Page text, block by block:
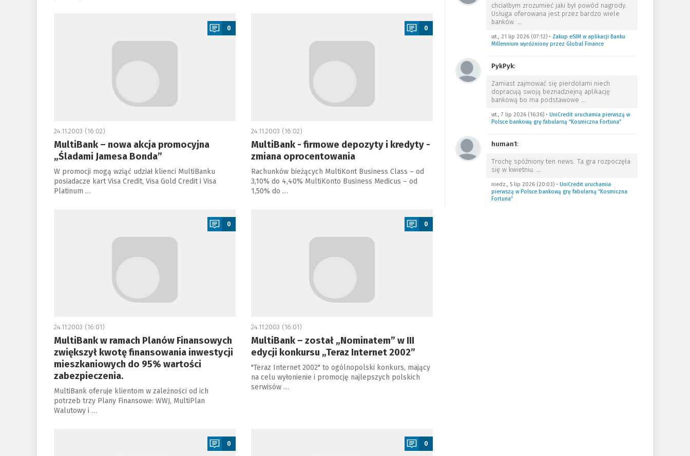
0
24.11.2003 (16:02)
MultiBank – nowa akcja promocyjna
„Śladami Jamesa Bonda”
W promocji mogą wziąć udział klienci MultiBanku
posiadacze kart Visa Credit, Visa Gold Credit i Visa
Platinum …
0
24.11.2003 (16:02)
MultiBank - firmowe depozyty i kredyty -
zmiana oprocentowania
Rachunków bieżących MultiKont Business Class – od
3,10% do 4,40% MultiKonto Business Medicus – od
1,50% do …
0
24.11.2003 (16:01)
MultiBank w ramach Planów Finansowych
zwiększył kwotę finansowania inwestycji
mieszkaniowych do 95% wartości
zabezpieczenia.
MultiBank oferuje klientom w zależności od ich
potrzeb trzy Plany Finansowe: WWJ, MultiPlan
Walutowy i …
0
24.11.2003 (16:01)
MultiBank – został „Nominatem” w III
edycji konkursu „Teraz Internet 2002”
"Teraz Internet 2002" to ogólnopolski konkurs, mający
na celu wyłonienie i promocję najlepszych polskich
serwisów …
0 0
chciałbym zrozumieć jaki był powód nagrody.
Usługa oferowana jest przez bardzo wiele
banków.
wt., 21 lip 2026 (07:12)• Zakup eSIM w aplikacji Banku
Millennium wyróżniony przez Global Finance
PykPyk:
Zamiast zajmować się pierdołami niech
dopracują swoją beznadziejną aplikację
bankową bo ma podstawowe
wt., 7 lip 2026 (16:36)• UniCredit uruchamia pierwszą w
Polsce bankową grę fabularną “Kosmiczna Fortuna”
human1:
Trochę spóźniony ten news. Ta gra rozpoczęła
się w kwietniu.
niedz., 5 lip 2026 (20:03)• UniCredit uruchamia
pierwszą w Polsce bankową grę fabularną “Kosmiczna
Fortuna”